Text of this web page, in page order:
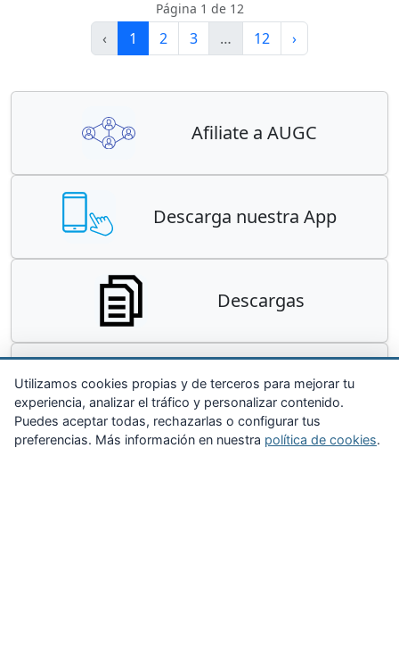
Página 1 de 12
‹ 1 2 3 … 12 ›
Afiliate a AUGC
Descarga nuestra App
Descargas
Contacta
Utilizamos cookies propias y de terceros para mejorar tu
experiencia, analizar el tráfico y personalizar contenido.
Puedes aceptar todas, rechazarlas o configurar tus
preferencias. Más información en nuestra política de cookies.